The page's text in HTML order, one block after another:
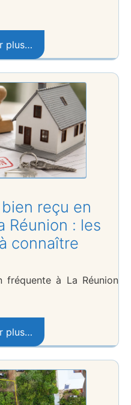
plus…
reçu en
Réunion : les
connaître
fréquente à La Réunion
plus…